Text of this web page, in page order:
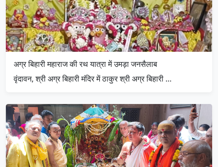
अग्र बिहारी महाराज की रथ यात्रा में उमड़ा जनसैलाब
वृंदावन, श्री अग्र बिहारी मंदिर में ठाकुर श्री अग्र बिहारी …